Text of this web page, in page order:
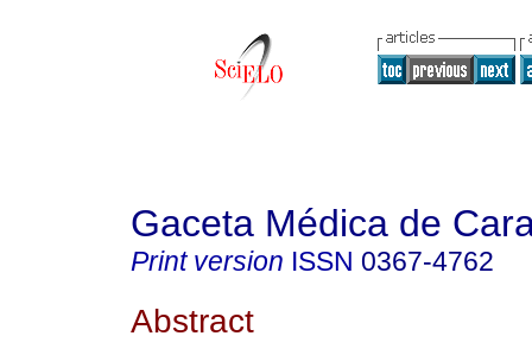
Gaceta Médica de
Print version ISSN 0367-4762
Abstract